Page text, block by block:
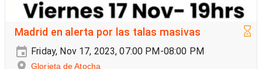
Madrid en alerta por las talas masivas
Friday, Nov 17, 2023, 07:00 PM-08:00 PM
Glorieta de Atocha